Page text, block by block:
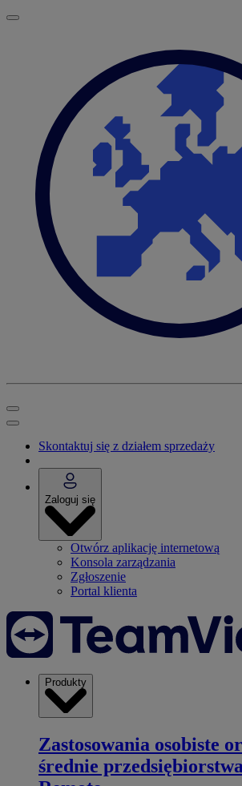
Skontaktuj się z działem sprzedaży
Zaloguj się
Otwórz aplikację internetową
Konsola zarządzania
Zgłoszenie
Portal klienta
Produkty
Zastosowania osobiste
średnie przedsiębiorstwa